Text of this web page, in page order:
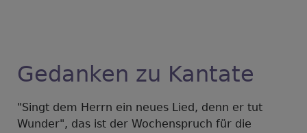
Gedanken zu Kantate
"Singt dem Herrn ein neues Lied, denn er tut
Wunder", das ist der Wochenspruch für die